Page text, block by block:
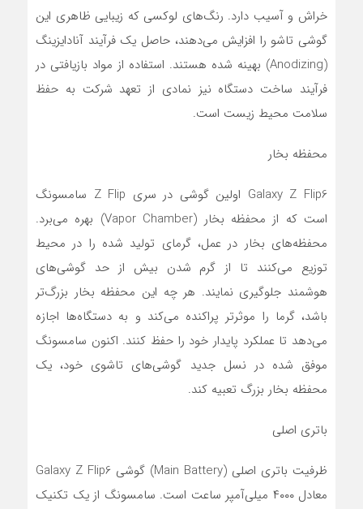
خراش و آسیب دارد. رنگ‌های لوکسی که زیبایی ظاهری این
گوشی تاشو را افزایش می‌دهند، حاصل یک فرآیند آنادایزینگ
(Anodizing) بهینه شده هستند. استفاده از مواد بازیافتی در
فرآیند ساخت دستگاه نیز نمادی از تعهد شرکت به حفظ
سلامت محیط زیست است.
محفظه بخار
Galaxy Z Flip6 اولین گوشی در سری Z Flip سامسونگ
است که از محفظه بخار (Vapor Chamber) بهره می‌برد.
محفظه‌های بخار در عمل، گرمای تولید شده را در محیط
توزیع می‌کنند تا از گرم شدن بیش از حد گوشی‌های
هوشمند جلوگیری نمایند. هر چه این محفظه بخار بزرگ‌تر
باشد، گرما را موثرتر پراکنده می‌کند و به دستگاه‌ها اجازه
می‌دهد تا عملکرد پایدار خود را حفظ کنند. اکنون سامسونگ
موفق شده در نسل جدید گوشی‌های تاشوی خود، یک
محفظه بخار بزرگ تعبیه کند.
باتری اصلی
ظرفیت باتری اصلی (Main Battery) گوشی Galaxy Z Flip6
معادل ۴۰۰۰ میلی‌آمپر ساعت است. سامسونگ از یک تکنیک